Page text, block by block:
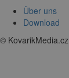
Über uns
Download
© KovarikMedia.cz